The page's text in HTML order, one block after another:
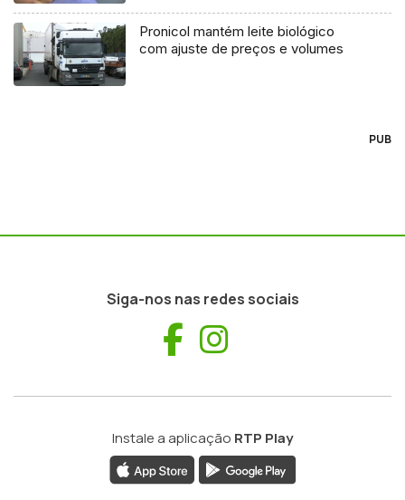
Pronicol mantém leite biológico
com ajuste de preços e volumes
PUB
Siga-nos nas redes sociais
Facebook
Instale a aplicação RTP Play